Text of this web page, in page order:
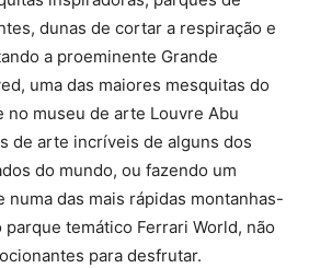
dunas de cortar a respiração e
a proeminente Grande
uma das maiores mesquitas do
no museu de arte Louvre Abu
de arte incríveis de alguns dos
do mundo, ou fazendo um
numa das mais rápidas montanhas-
temático Ferrari World, não
para desfrutar.